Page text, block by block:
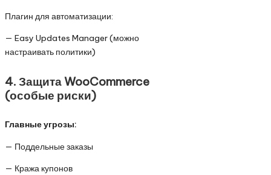
Плагин для автоматизации:
— Easy Updates Manager (можно
настраивать политики)
4. Защита WooCommerce
(особые риски)
Главные угрозы:
— Поддельные заказы
— Кража купонов